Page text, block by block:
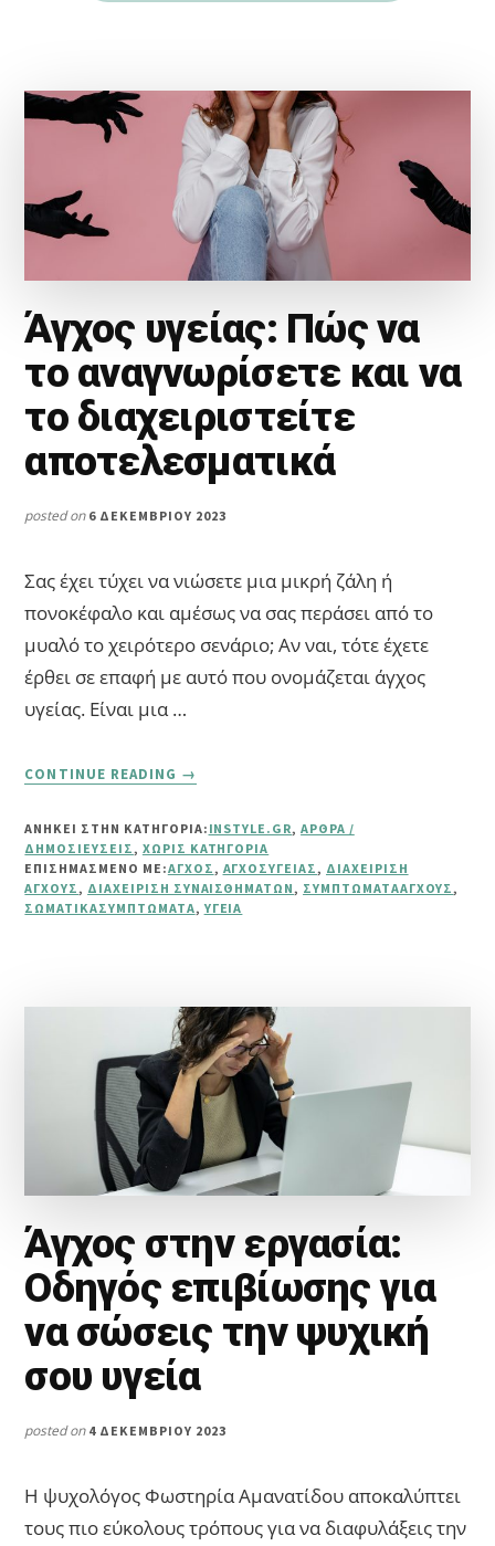
Άγχος υγείας: Πώς να
το αναγνωρίσετε και να
το διαχειριστείτε
αποτελεσματικά
posted on 6 ΔΕΚΕΜΒΡΊΟΥ 2023
Σας έχει τύχει να νιώσετε μια μικρή ζάλη ή
πονοκέφαλο και αμέσως να σας περάσει από το
μυαλό το χειρότερο σενάριο; Αν ναι, τότε έχετε
έρθει σε επαφή με αυτό που ονομάζεται άγχος
υγείας. Είναι μια …
CONTINUE READING
ΆΓΧΟΣ
ΠΏΣ
ΝΑ
ΤΟ
ΑΝΑΓΝΩΡΊΣΕΤΕ
ΔΙΑΧΕΙΡΙΣΤΕΊΤΕ
ΑΠΟΤΕΛΕΣΜΑΤΙΚΆ
→
ΑΝΗΚΕΙ ΣΤΗΝ ΚΑΤΗΓΟΡΙΑ: INSTYLE.GR,ΆΡΘΡΑ /
ΔΗΜΟΣΙΕΎΣΕΙΣ , ΧΩΡΊΣ ΚΑΤΗΓΟΡΊΑ
ΕΠΙΣΗΜΑΣΜΈΝΟ ΜΕ:ΆΓΧΟΣ , ΆΓΧΟΣΥΓΕΊΑΣ , ΔΙΑΧΕΊΡΙΣΗ
ΆΓΧΟΥΣ , ΔΙΑΧΕΊΡΙΣΗ ΣΥΝΑΙΣΘΗΜΆΤΩΝ , ΣΥΜΠΤΏΜΑΤΑΆΓΧΟΥΣ ,
ΣΩΜΑΤΙΚΆΣΥΜΠΤΏΜΑΤΑ,ΥΓΕΊΑ
Άγχος στην εργασία:
Οδηγός επιβίωσης για
να σώσεις την ψυχική
σου υγεία
posted on 4 ΔΕΚΕΜΒΡΊΟΥ 2023
Η ψυχολόγος Φωστηρία Αμανατίδου αποκαλύπτει
τους πιο εύκολους τρόπους για να διαφυλάξεις την